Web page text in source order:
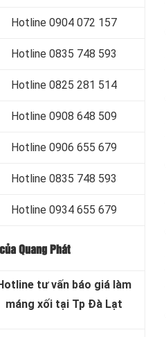
Hotline 0904 072 157
Hotline 0835 748 593
Hotline 0825 281 514
Hotline 0908 648 509
Hotline 0906 655 679
Hotline 0835 748 593
Hotline 0934 655 679
Quang Phát
tư vấn báo giá làm
máng xối tại Tp Đà Lạt